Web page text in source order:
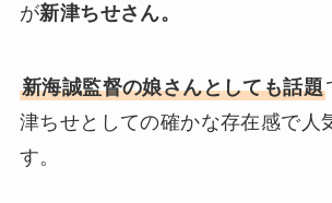
が新津ちせさん。
新海誠監督の娘さんとしても話題
津ちせとしての確かな存在感で人
す。